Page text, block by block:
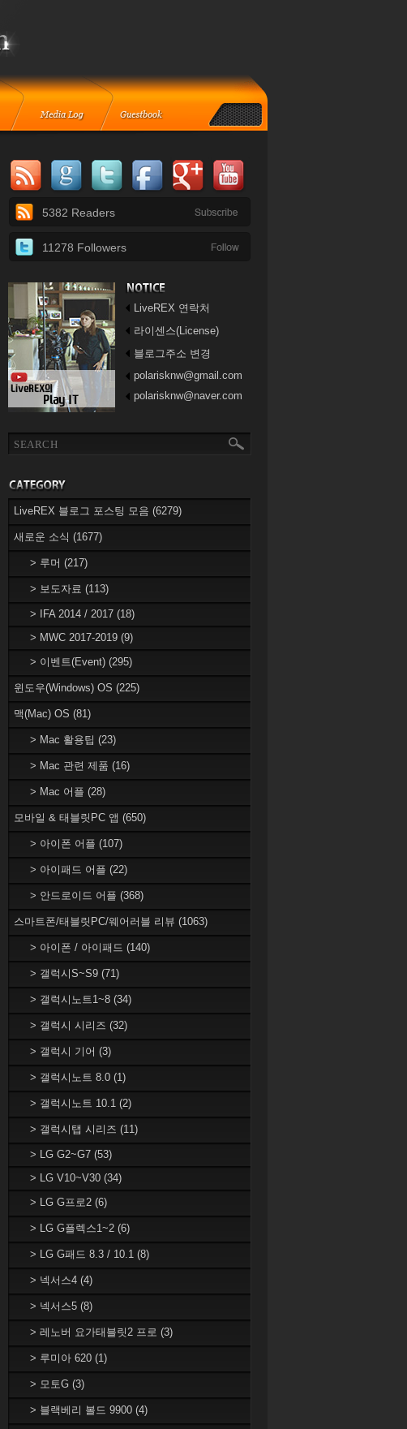
5382 Readers
11278 Followers
LiveREX 연락처
라이센스(License)
블로그주소 변경
polarisknw@gmail.com
polarisknw@naver.com
LiveREX 블로그 포스팅 모음 (6279)
새로운 소식 (1677)
> 루머 (217)
> 보도자료 (113)
> IFA 2014 / 2017 (18)
> MWC 2017-2019 (9)
> 이벤트(Event) (295)
윈도우(Windows) OS (225)
맥(Mac) OS (81)
> Mac 활용팁 (23)
> Mac 관련 제품 (16)
> Mac 어플 (28)
모바일 & 태블릿PC 앱 (650)
> 아이폰 어플 (107)
> 아이패드 어플 (22)
> 안드로이드 어플 (368)
스마트폰/태블릿PC/웨어러블 리뷰 (1063)
> 아이폰 / 아이패드 (140)
> 갤럭시S~S9 (71)
> 갤럭시노트1~8 (34)
> 갤럭시 시리즈 (32)
> 갤럭시 기어 (3)
> 갤럭시노트 8.0 (1)
> 갤럭시노트 10.1 (2)
> 갤럭시탭 시리즈 (11)
> LG G2~G7 (53)
> LG V10~V30 (34)
> LG G프로2 (6)
> LG G플렉스1~2 (6)
> LG G패드 8.3 / 10.1 (8)
> 넥서스4 (4)
> 넥서스5 (8)
> 레노버 요가태블릿2 프로 (3)
> 루미아 620 (1)
> 모토G (3)
> 블랙베리 볼드 9900 (4)